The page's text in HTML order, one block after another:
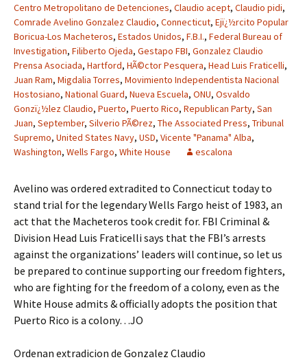
Centro Metropolitano de Detenciones, Claudio acept, Claudio pidi,
Comrade Avelino Gonzalez Claudio, Connecticut, Ejï¿½rcito Popular
Boricua-Los Macheteros, Estados Unidos, F.B.I., Federal Bureau of
Investigation, Filiberto Ojeda, Gestapo FBI, Gonzalez Claudio
Prensa Asociada, Hartford, HÃ©ctor Pesquera, Head Luis Fraticelli,
Juan Ram, Migdalia Torres, Movimiento Independentista Nacional
Hostosiano, National Guard, Nueva Escuela, ONU, Osvaldo
Gonzï¿½lez Claudio, Puerto, Puerto Rico, Republican Party, San
Juan, September, Silverio PÃ©rez, The Associated Press, Tribunal
Supremo, United States Navy, USD, Vicente "Panama" Alba,
Washington, Wells Fargo, White House escalona
Avelino was ordered extradited to Connecticut today to
stand trial for the legendary Wells Fargo heist of 1983, an
act that the Macheteros took credit for. FBI Criminal &
Division Head Luis Fraticelli says that the FBI’s arrests
against the organizations’ leaders will continue, so let us
be prepared to continue supporting our freedom fighters,
who are fighting for the freedom of a colony, even as the
White House admits & officially adopts the position that
Puerto Rico is a colony…JO
Ordenan extradicion de Gonzalez Claudio